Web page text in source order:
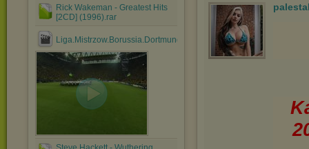
Rick Wakeman - Greatest Hits
[2CD] (1996).rar
Liga.Mistrzow.Borussia.Dortmund.vs.Real.Madryt.24.04.2....avi